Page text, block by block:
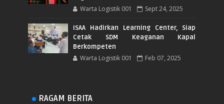
Warta Logistik 001 Sept 24, 2025
ISAA Hadirkan Learning Center, Siap
Cetak SDM Keaganan Kapal
Berkompeten
Warta Logistik 001 Feb 07, 2025
RAGAM BERITA